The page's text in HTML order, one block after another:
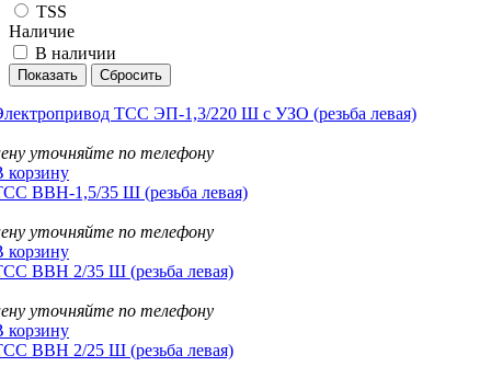
TSS
Наличие
В наличии
ТСС ЭП-1,3/220 Ш с УЗО (резьба левая)
уточняйте по телефону
корзину
ВВН-1,5/35 Ш (резьба левая)
уточняйте по телефону
корзину
ВВН 2/35 Ш (резьба левая)
уточняйте по телефону
корзину
ВВН 2/25 Ш (резьба левая)